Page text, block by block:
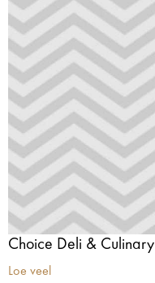
Choice Deli & Culinary
Loe veel